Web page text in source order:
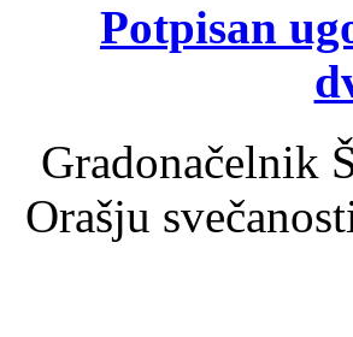
Potpisan
Gradonačelnik
Orašju